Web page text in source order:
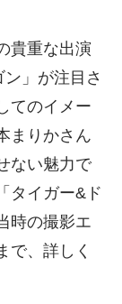
貴重な出演
」が注目さ
てのイメー
まりかさん
ない魅力で
タイガー&ド
時の撮影エ
で、詳しく